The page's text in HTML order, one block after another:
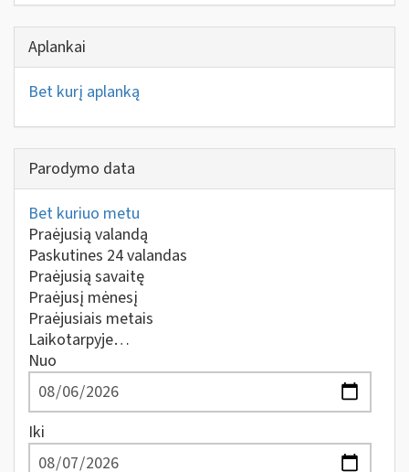
Aplankai
Bet kurį aplanką
Parodymo data
Bet kuriuo metu
Praėjusią valandą
Paskutines 24 valandas
Praėjusią savaitę
Praėjusį mėnesį
Praėjusiais metais
Laikotarpyje…
Nuo
Iki